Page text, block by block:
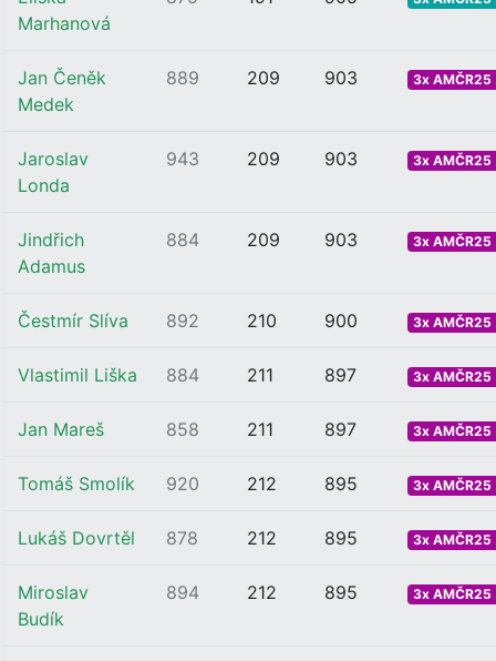
Marhanová
Jan Čeněk
Medek
889 209 903 3x AMČR25
Jaroslav
Londa
943 209 903 3x AMČR25
Jindřich
Adamus
884 209 903 3x AMČR25
Čestmír Slíva 892 210 900 3x AMČR25
Vlastimil Liška 884 211 897 3x AMČR25
Jan Mareš 858 211 897 3x AMČR25
Tomáš Smolík 920 212 895 3x AMČR25
Lukáš Dovrtěl 878 212 895 3x AMČR25
Miroslav
Budík
894 212 895 3x AMČR25